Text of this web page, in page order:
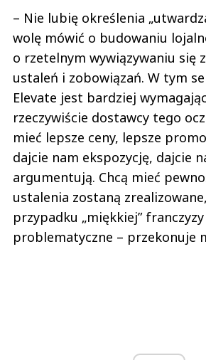
– Nie lubię określenia
wolę mówić o budowaniu
o rzetelnym wywiązywaniu się
ustaleń i zobowiązań. W tym
Elevate jest bardziej
rzeczywiście dostawcy tego
mieć lepsze ceny, lepsze
dajcie nam ekspozycję, dajcie
argumentują. Chcą mieć
ustalenia zostaną
przypadku „miękkiej”
problematyczne – przekonuje